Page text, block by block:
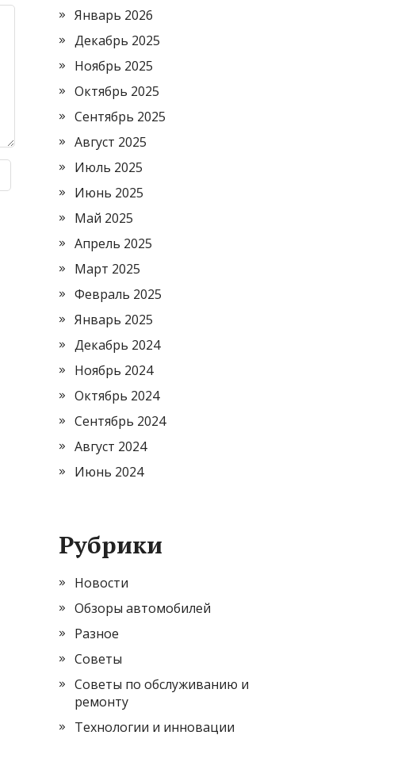
Январь 2026
Декабрь 2025
Ноябрь 2025
Октябрь 2025
Сентябрь 2025
Август 2025
Июль 2025
Июнь 2025
Май 2025
Апрель 2025
Март 2025
Февраль 2025
Январь 2025
Декабрь 2024
Ноябрь 2024
Октябрь 2024
Сентябрь 2024
Август 2024
Июнь 2024
Рубрики
Новости
Обзоры автомобилей
Разное
Советы
Советы по обслуживанию и
ремонту
Технологии и инновации